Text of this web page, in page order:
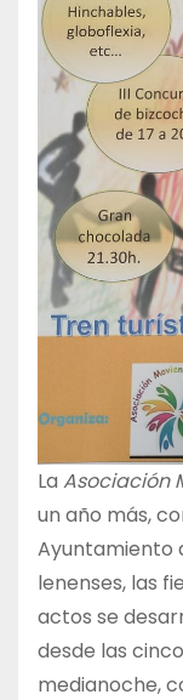
La Asociación
un año más,
Ayuntamiento
lenenses, las
actos se
desde las
medianoche,